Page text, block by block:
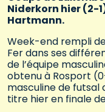
Niderkorn hier (2-
Hartmann.
Week-end rempli
Fer dans ses
de l’équipe
obtenu à Rosport
masculine de futsal
titre hier en finale